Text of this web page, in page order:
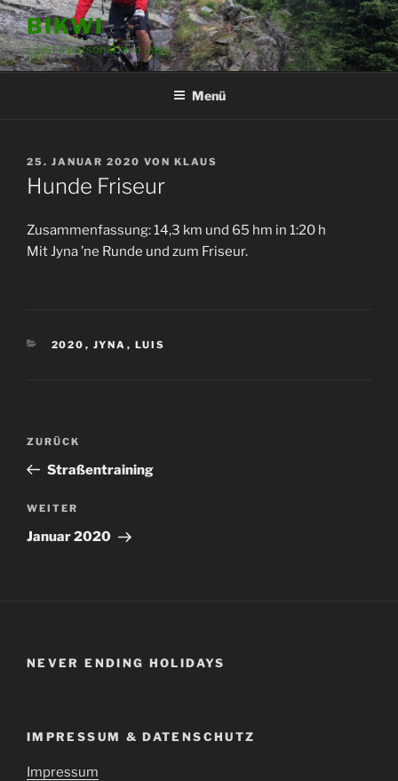
Zum
Inhalt
springen
BIKWI
– just a personal bike page –
Menü
VERÖFFENTLICHT
AM
25. JANUAR 2020 VON KLAUS
Hunde Friseur
Zusammenfassung: 14,3 km und 65 hm in 1:20 h
Mit Jyna ’ne Runde und zum Friseur.
KATEGORIEN
2020 , JYNA , LUIS
Beitragsnavigation
Vorheriger
Beitrag
ZURÜCK
Straßentraining
Nächster
Beitrag
WEITER
Januar 2020
NEVER ENDING HOLIDAYS
IMPRESSUM & DATENSCHUTZ
Impressum